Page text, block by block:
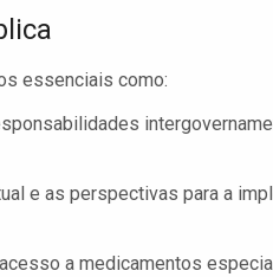
essenciais como:
e as perspectivas para a
a medicamentos